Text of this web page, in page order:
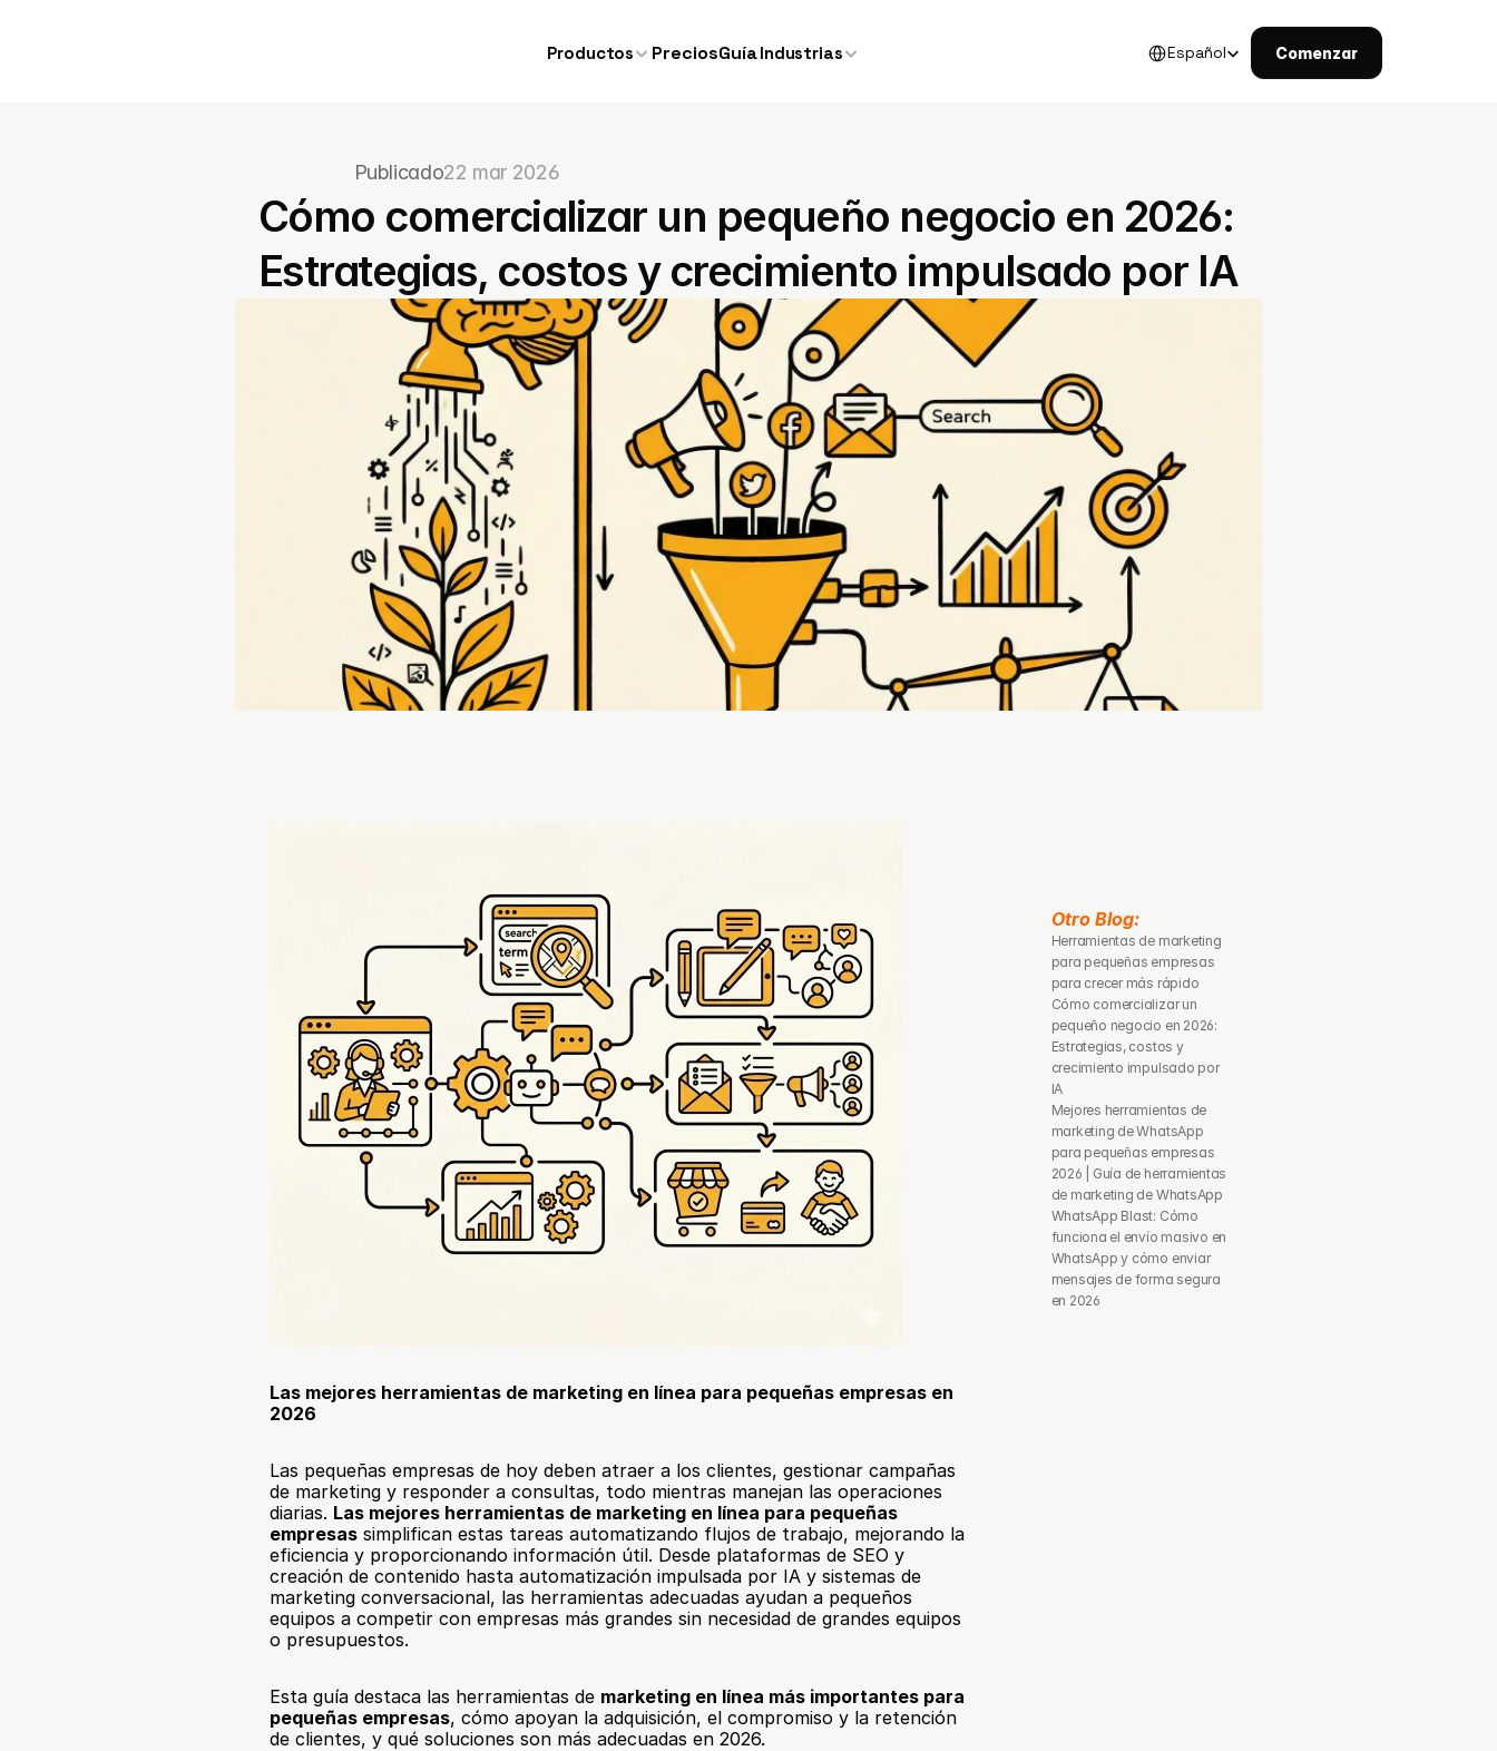
Productos PreciosGuíaIndustrias Español Comenzar
Publicado22 mar 2026
Cómo comercializar un pequeño negocio en 2026:
Estrategias, costos y crecimiento impulsado por IA
Las mejores herramientas de marketing en línea para pequeñas empresas en
2026
Las pequeñas empresas de hoy deben atraer a los clientes, gestionar campañas
de marketing y responder a consultas, todo mientras manejan las operaciones
diarias. Las mejores herramientas de marketing en línea para pequeñas
empresas simplifican estas tareas automatizando flujos de trabajo, mejorando la
eficiencia y proporcionando información útil. Desde plataformas de SEO y
creación de contenido hasta automatización impulsada por IA y sistemas de
marketing conversacional, las herramientas adecuadas ayudan a pequeños
equipos a competir con empresas más grandes sin necesidad de grandes equipos
o presupuestos.
Esta guía destaca las herramientas de marketing en línea más importantes para
pequeñas empresas, cómo apoyan la adquisición, el compromiso y la retención
de clientes, y qué soluciones son más adecuadas en 2026.
Otro Blog:
Herramientas de marketing
para pequeñas empresas
para crecer más rápido
Cómo comercializar un
pequeño negocio en 2026:
Estrategias, costos y
crecimiento impulsado por
IA
Mejores herramientas de
marketing de WhatsApp
para pequeñas empresas
2026 | Guía de herramientas
de marketing de WhatsApp
WhatsApp Blast: Cómo
funciona el envío masivo en
WhatsApp y cómo enviar
mensajes de forma segura
en 2026